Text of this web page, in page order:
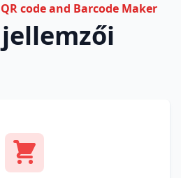
code and Barcode Maker